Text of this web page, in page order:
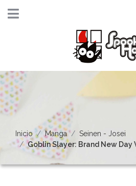
Inicio Manga
Seinen - Josei
Goblin Slayer: Brand New Day